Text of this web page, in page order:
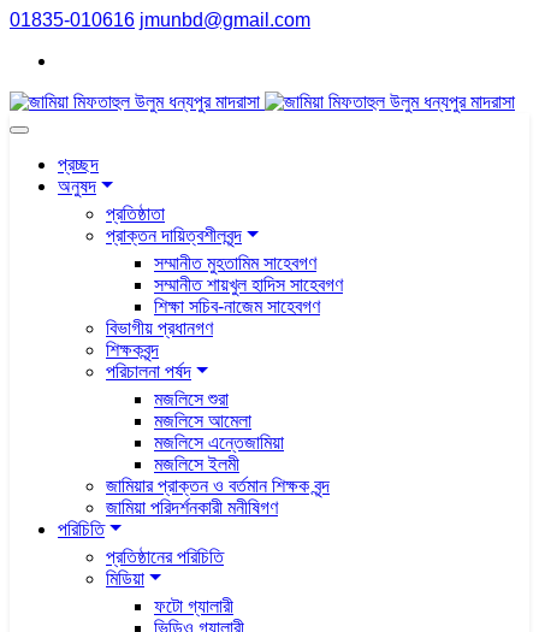
01835-010616 jmunbd@gmail.com
প্রচ্ছদ
অনুষদ
প্রতিষ্ঠাতা
প্রাক্তন দায়িত্বশীলবৃন্দ
সম্মানীত মুহতামিম সাহেবগণ
সম্মানীত শায়খুল হাদিস সাহেবগণ
শিক্ষা সচিব-নাজেম সাহেবগণ
বিভাগীয় প্রধানগণ
শিক্ষকবৃন্দ
পরিচালনা পর্ষদ
মজলিসে শুরা
মজলিসে আমেলা
মজলিসে এন্তেজামিয়া
মজলিসে ইলমী
জামিয়ার প্রাক্তন ও বর্তমান শিক্ষক বৃন্দ
জামিয়া পরিদর্শনকারী মনীষিগণ
পরিচিতি
প্রতিষ্ঠানের পরিচিতি
মিডিয়া
ফটো গ্যালারী
ভিডিও গ্যালারী